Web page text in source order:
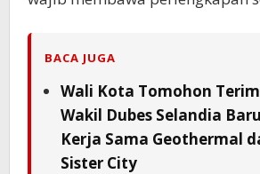
BACA JUGA
Wali Kota Tomohon
Wakil Dubes Selandia
Kerja Sama Geothermal
Sister City